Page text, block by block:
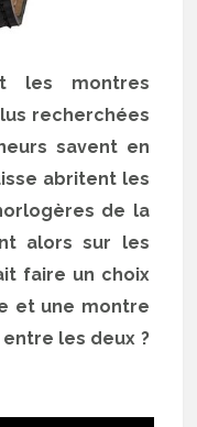
les montres
recherchées
savent en
abritent les
de la
alors sur les
faire un choix
et une montre
les deux ?